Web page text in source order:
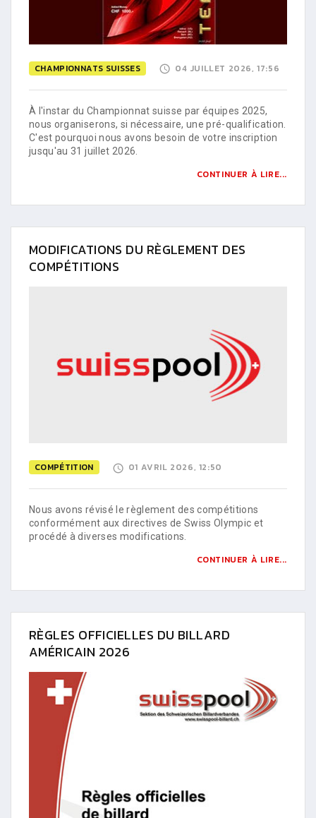
CHAMPIONNATS SUISSES 04 JUILLET 2026, 17:56
À l'instar du Championnat suisse par équipes 2025,
nous organiserons, si nécessaire, une pré-qualification.
C'est pourquoi nous avons besoin de votre inscription
jusqu'au 31 juillet 2026.
CONTINUER À LIRE...
MODIFICATIONS DU RÈGLEMENT DES
COMPÉTITIONS
COMPÉTITION 01 AVRIL 2026, 12:50
Nous avons révisé le règlement des compétitions
conformément aux directives de Swiss Olympic et
procédé à diverses modifications.
CONTINUER À LIRE...
RÈGLES OFFICIELLES DU BILLARD
AMÉRICAIN 2026